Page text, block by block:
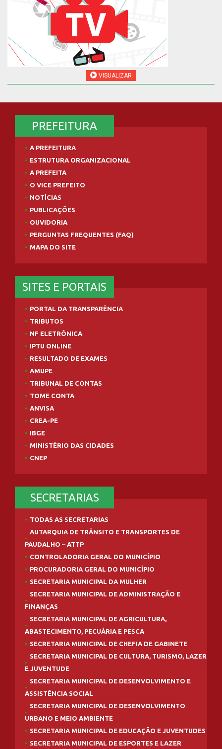
VISUALIZAR
PREFEITURA
A PREFEITURA
ESTRUTURA ORGANIZACIONAL
A PREFEITA
O VICE PREFEITO
NOTÍCIAS
PUBLICAÇÕES
OUVIDORIA
PERGUNTAS FREQUENTES (FAQ)
MAPA DO SITE
SITES E PORTAIS
PORTAL DA TRANSPARÊNCIA
TRIBUTOS
NF ELETRÔNICA
IPTU ONLINE
RESULTADO DE EXAMES
AMUPE
TRIBUNAL DE CONTAS
TOME CONTA
ANVISA
CREA-PE
IBGE
MINISTÉRIO DAS CIDADES
CNEP
SECRETARIAS
TODAS AS SECRETARIAS
AUTARQUIA DE TRÂNSITO E TRANSPORTES DE
PAUDALHO – ATTP
CONTROLADORIA GERAL DO MUNICÍPIO
PROCURADORIA GERAL DO MUNICÍPIO
SECRETARIA MUNICIPAL DA MULHER
SECRETARIA MUNICIPAL DE ADMINISTRAÇÃO E
FINANÇAS
SECRETARIA MUNICIPAL DE AGRICULTURA,
ABASTECIMENTO, PECUÁRIA E PESCA
SECRETARIA MUNICIPAL DE CHEFIA DE GABINETE
SECRETARIA MUNICIPAL DE CULTURA, TURISMO, LAZER
E JUVENTUDE
SECRETARIA MUNICIPAL DE DESENVOLVIMENTO E
ASSISTÊNCIA SOCIAL
SECRETARIA MUNICIPAL DE DESENVOLVIMENTO
URBANO E MEIO AMBIENTE
SECRETARIA MUNICIPAL DE EDUCAÇÃO E JUVENTUDES
SECRETARIA MUNICIPAL DE ESPORTES E LAZER